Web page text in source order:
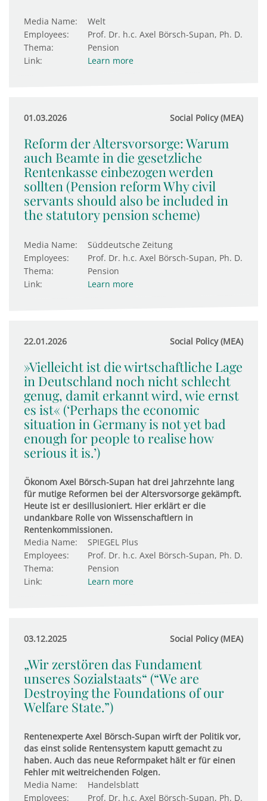
Media Name:
Welt
Employees:
Prof. Dr. h.c. Axel Börsch-Supan, Ph. D.
Thema:
Pension
Link:
Learn more
01.03.2026 Social Policy (MEA)
Reform der Altersvorsorge: Warum
auch Beamte in die gesetzliche
Rentenkasse einbezogen werden
sollten (Pension reform Why civil
servants should also be included in
the statutory pension scheme)
Media Name:
Süddeutsche Zeitung
Employees:
Prof. Dr. h.c. Axel Börsch-Supan, Ph. D.
Thema:
Pension
Link:
Learn more
22.01.2026 Social Policy (MEA)
»Vielleicht ist die wirtschaftliche Lage
in Deutschland noch nicht schlecht
genug, damit erkannt wird, wie ernst
es ist« (‘Perhaps the economic
situation in Germany is not yet bad
enough for people to realise how
serious it is.’)
Ökonom Axel Börsch-Supan hat drei Jahrzehnte lang
für mutige Reformen bei der Altersvorsorge gekämpft.
Heute ist er desillusioniert. Hier erklärt er die
undankbare Rolle von Wissenschaftlern in
Rentenkommissionen.
Media Name:
SPIEGEL Plus
Employees:
Prof. Dr. h.c. Axel Börsch-Supan, Ph. D.
Thema:
Pension
Link:
Learn more
03.12.2025 Social Policy (MEA)
„Wir zerstören das Fundament
unseres Sozialstaats“ (“We are
Destroying the Foundations of our
Welfare State.”)
Rentenexperte Axel Börsch-Supan wirft der Politik vor,
das einst solide Rentensystem kaputt gemacht zu
haben. Auch das neue Reformpaket hält er für einen
Fehler mit weitreichenden Folgen.
Media Name:
Handelsblatt
Employees:
Prof. Dr. h.c. Axel Börsch-Supan, Ph. D.